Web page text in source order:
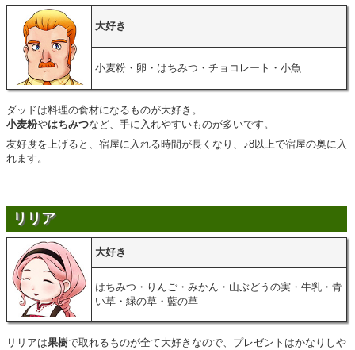
大好き
小麦粉・卵・はちみつ・チョコレート・小魚
ダッドは料理の食材になるものが大好き。
小麦粉やはちみつなど、手に入れやすいものが多いです。
友好度を上げると、宿屋に入れる時間が長くなり、♪8以上で宿屋の奥に入
れます。
リリア
大好き
はちみつ・りんご・みかん・山ぶどうの実・牛乳・青
い草・緑の草・藍の草
リリアは果樹で取れるものが全て大好きなので、プレゼントはかなりしや